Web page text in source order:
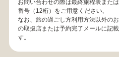
お問い合わせの際は最終旅程表また
番号（12桁）をご用意ください。
なお、旅の過ごし方利用方法以外の
の取扱店または予約完了メールに記
す。